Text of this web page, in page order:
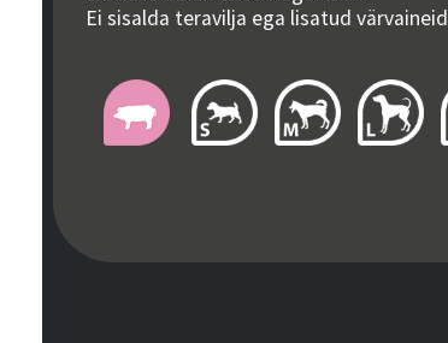
Ei sisalda teravilja ega lisatud värvaineid